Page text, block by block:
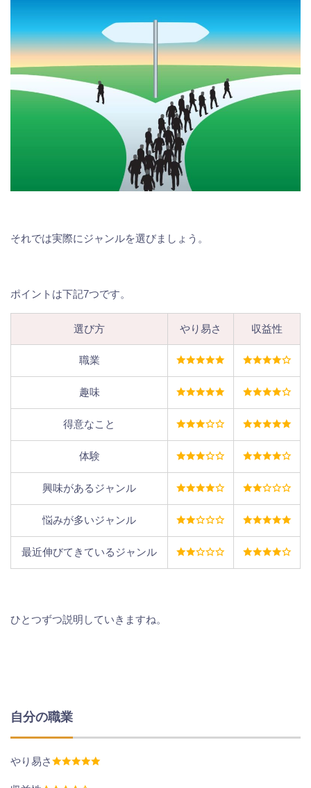
それでは実際にジャンルを選びましょう。
ポイントは下記7つです。
選び方 やり易さ 収益性
職業
趣味
得意なこと
体験
興味があるジャンル
悩みが多いジャンル
最近伸びてきているジャンル
ひとつずつ説明していきますね。
自分の職業
やり易さ